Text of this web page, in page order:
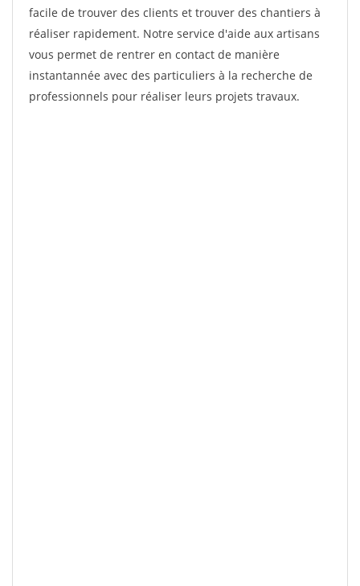
facile de trouver des clients et trouver des chantiers à
réaliser rapidement. Notre service d'aide aux artisans
vous permet de rentrer en contact de manière
instantannée avec des particuliers à la recherche de
professionnels pour réaliser leurs projets travaux.